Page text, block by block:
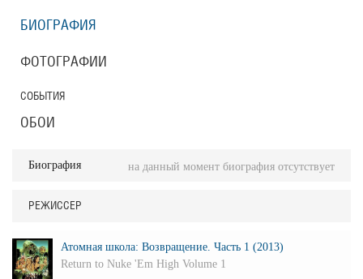
БИОГРАФИЯ
ФОТОГРАФИИ
СОБЫТИЯ
ОБОИ
Биография на данный момент биография отсутствует
РЕЖИССЕР
Атомная школа: Возвращение. Часть 1 (2013)
Return to Nuke 'Em High Volume 1